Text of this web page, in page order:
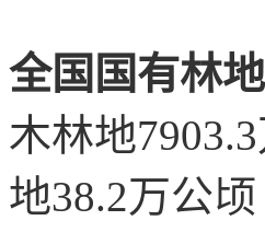
全国国有林
木林地
地38.2万公